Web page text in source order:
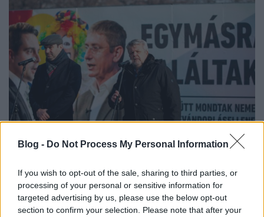
Blog - Do Not Process My Personal Information
If you wish to opt-out of the sale, sharing to third parties, or
processing of your personal or sensitive information for
targeted advertising by us, please use the below opt-out
section to confirm your selection. Please note that after your
Nekik csak véleményük van
nickgrabowszki•2017. január 14.